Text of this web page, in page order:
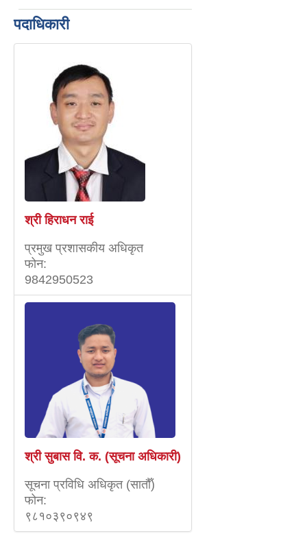
पदाधिकारी
श्री हिराधन राई
प्रमुख प्रशासकीय अधिकृत
फोन:
9842950523
श्री सुबास वि. क. (सूचना अधिकारी)
सूचना प्रविधि अधिकृत (सातौँ)
फोन:
९८१०३९०९४९